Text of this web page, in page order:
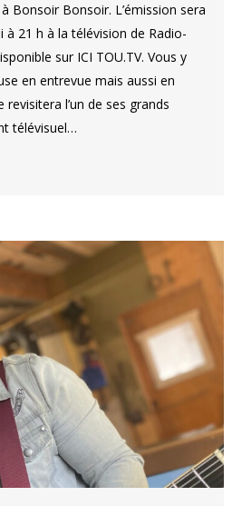
Bonsoir Bonsoir. L’émission sera
à 21 h à la télévision de Radio-
sur ICI TOU.TV. Vous y
en entrevue mais aussi en
revisitera l’un de ses grands
télévisuel…